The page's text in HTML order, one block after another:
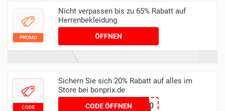
PROMO
Nicht verpassen bis zu 65% Rabatt auf
Herrenbekleidung
ÖFFNEN
CODE
Sichern Sie sich 20% Rabatt auf alles im
Store bei bonprix.de
CODE ÖFFNENBloom20